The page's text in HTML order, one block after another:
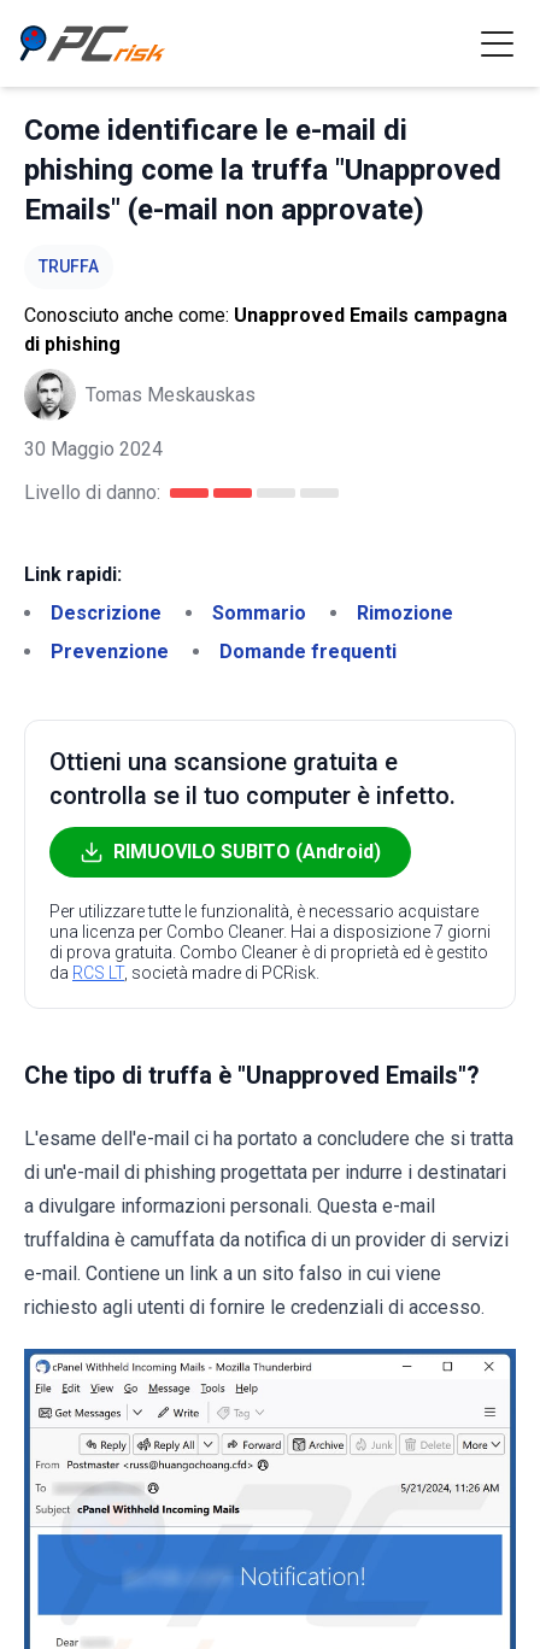
Come identificare le e-mail di
phishing come la truffa "Unapproved
Emails" (e-mail non approvate)
TRUFFA
Conosciuto anche come: Unapproved Emails campagna
di phishing
Tomas Meskauskas
30 Maggio 2024
Livello di danno:
Link rapidi:
Descrizione
Sommario
Rimozione
Prevenzione
Domande frequenti
Ottieni una scansione gratuita e
controlla se il tuo computer è infetto.
RIMUOVILO SUBITO (Android)
Per utilizzare tutte le funzionalità, è necessario acquistare
una licenza per Combo Cleaner. Hai a disposizione 7 giorni
di prova gratuita. Combo Cleaner è di proprietà ed è gestito
da RCS LT, società madre di PCRisk.
Che tipo di truffa è "Unapproved Emails"?
L'esame dell'e-mail ci ha portato a concludere che si tratta
di un'e-mail di phishing progettata per indurre i destinatari
a divulgare informazioni personali. Questa e-mail
truffaldina è camuffata da notifica di un provider di servizi
e-mail. Contiene un link a un sito falso in cui viene
richiesto agli utenti di fornire le credenziali di accesso.